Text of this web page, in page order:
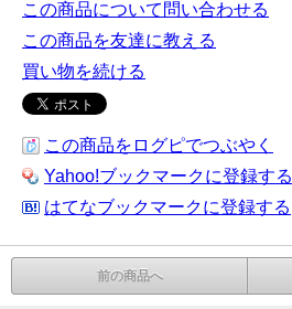
この商品について問い合わせる
この商品を友達に教える
買い物を続ける
この商品をログピでつぶやく
Yahoo!ブックマークに登録する
はてなブックマークに登録する
前の商品へ